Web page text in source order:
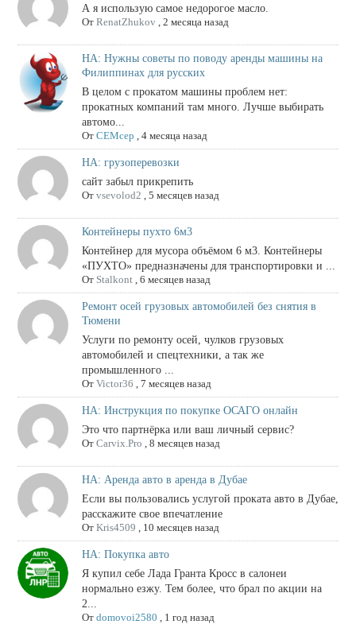
А я использую самое недорогое масло.
От RenatZhukov, 2 месяца назад
НА: Нужны советы по поводу аренды машины на
Филиппинах для русских
В целом с прокатом машины проблем нет:
прокатных компаний там много. Лучше выбирать
автомо...
От СЕМсер 4 месяца назад
НА: грузоперевозки
сайт забыл прикрепить
От vsevolod2 5 месяцев назад
Контейнеры пухто 6м3
Контейнер для мусора объёмом 6 м3. Контейнеры
«ПУХТО» предназначены для транспортировки и ...
От Stalkont, 6 месяцев назад
Ремонт осей грузовых автомобилей без снятия в
Тюмени
Услуги по ремонту осей, чулков грузовых
автомобилей и спецтехники, а так же
промышленного ...
От Victor36 7 месяцев назад
НА: Инструкция по покупке ОСАГО онлайн
Это что партнёрка или ваш личный сервис?
От Carvix.Pro 8 месяцев назад
НА: Аренда авто в аренда в Дубае
Если вы пользовались услугой проката авто в Дубае,
расскажите свое впечатление
От Kris4509 10 месяцев назад
НА: Покупка авто
Я купил себе Лада Гранта Кросс в салонеи
нормально езжу. Тем более, что брал по акции на
2...
От domovoi2580 1 год назад